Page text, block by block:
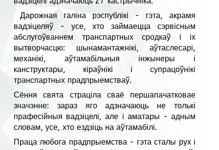
Дарожная галіна рэспублікі - гэта, акрамя
вадзіцеляў - усе, хто займаецца сэрвісным
абслугоўваннем транспартных сродкаў і іх
вытворчасцю: шынамантажнікі, аўтаслесарі,
механікі, аўтамабільныя інжынеры і
канструктары, кіраўнікі і супрацоўнікі
транспартных прадпрыемстваў.
Сёння свята страціла сваё першапачатковае
значэнне: зараз яго адзначаюць не толькі
прафесійныя вадзіцелі, але і аматары - адным
словам, усе, хто ездзіць на аўтамабілі.
Праца любога прадпрыемства - гэта сталы рух і